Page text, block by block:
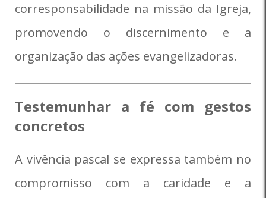
corresponsabilidade na missão da Igreja,
promovendo o discernimento e a
organização das ações evangelizadoras.
Testemunhar a fé com gestos
concretos
A vivência pascal se expressa também no
compromisso com a caridade e a